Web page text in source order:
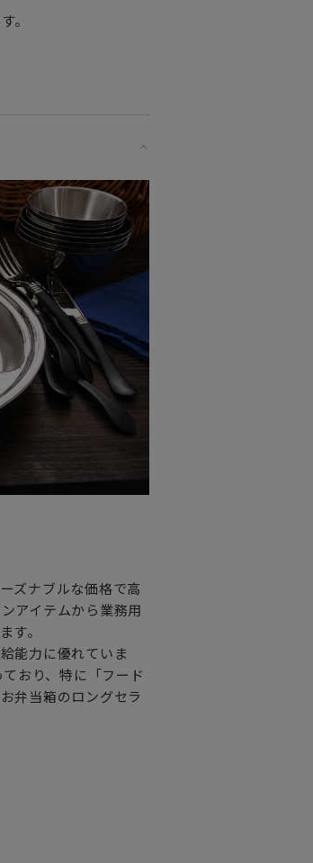
さい。
。
ズナブルな価格で高
アイテムから業務用
す。
能力に優れていま
おり、特に「フード
弁当箱のロングセラ